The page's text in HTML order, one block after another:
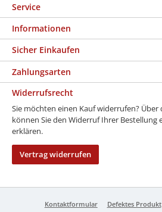
Service
Informationen
Sicher Einkaufen
Zahlungsarten
Widerrufsrecht
Sie möchten einen Kauf widerrufen? Über
können Sie den Widerruf Ihrer Bestellung
erklären.
Vertrag widerrufen
Kontaktformular Defektes Produkt